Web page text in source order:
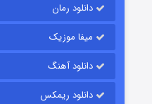
قسمت۱۵ (دوبله)
دانلود رمان
میفا موزیک
دانلود آهنگ
دانلود ریمکس